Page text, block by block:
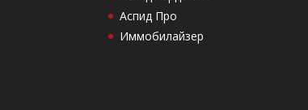
Аспид Про
Иммобилайзер